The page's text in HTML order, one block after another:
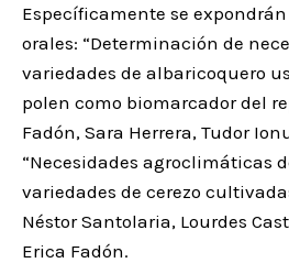
Específicamente se
orales: “Determinación de
variedades de albaricoquero
polen como biomarcador del
Fadón, Sara Herrera, Tudor
“Necesidades agroclimáticas
variedades de cerezo
Néstor Santolaria, Lourdes
Erica Fadón.